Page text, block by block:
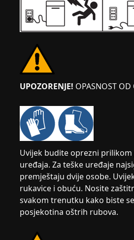
UPOZORENJE! OPASNOST OD
Uvijek budite oprezni
uređaja. Za teške uređaje
premještaju dvije osobe.
rukavice i obuću. Nosite
svakom trenutku kako biste
posjekotina oštrih rubova.